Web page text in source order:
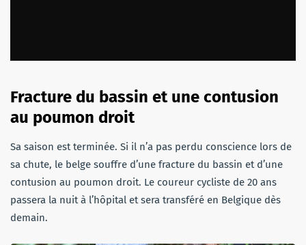
Fracture du bassin et une contusion
au poumon droit
Sa saison est terminée. Si il n’a pas perdu conscience lors de
sa chute, le belge souffre d’une fracture du bassin et d’une
contusion au poumon droit. Le coureur cycliste de 20 ans
passera la nuit à l’hôpital et sera transféré en Belgique dès
demain.